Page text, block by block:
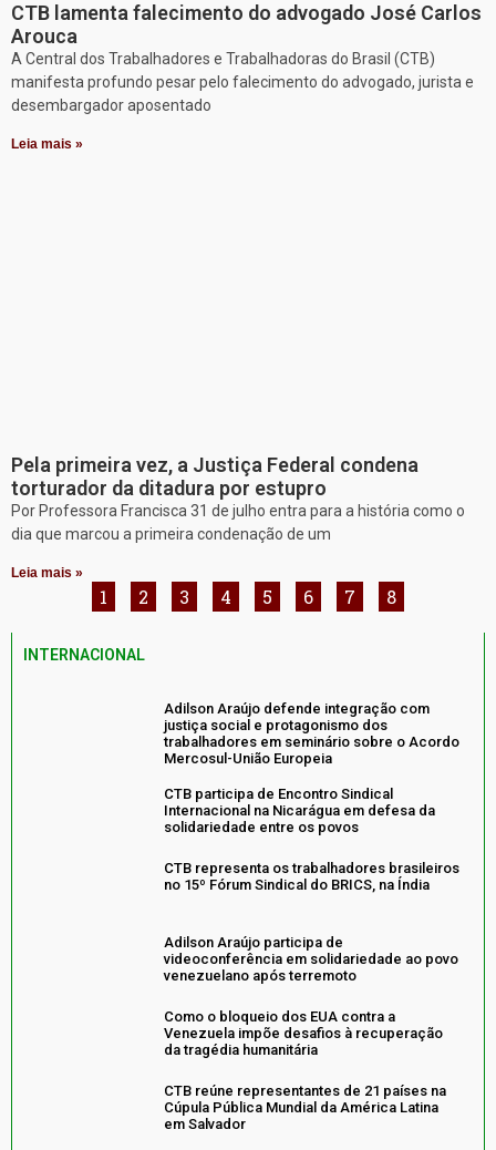
CTB lamenta falecimento do advogado José Carlos
Arouca
A Central dos Trabalhadores e Trabalhadoras do Brasil (CTB)
manifesta profundo pesar pelo falecimento do advogado, jurista e
desembargador aposentado
Leia mais »
Pela primeira vez, a Justiça Federal condena
torturador da ditadura por estupro
Por Professora Francisca 31 de julho entra para a história como o
dia que marcou a primeira condenação de um
Leia mais »
1 2 3 4 5 6 7 8
INTERNACIONAL
Adilson Araújo defende integração com
justiça social e protagonismo dos
trabalhadores em seminário sobre o Acordo
Mercosul-União Europeia
CTB participa de Encontro Sindical
Internacional na Nicarágua em defesa da
solidariedade entre os povos
CTB representa os trabalhadores brasileiros
no 15º Fórum Sindical do BRICS, na Índia
Adilson Araújo participa de
videoconferência em solidariedade ao povo
venezuelano após terremoto
Como o bloqueio dos EUA contra a
Venezuela impõe desafios à recuperação
da tragédia humanitária
CTB reúne representantes de 21 países na
Cúpula Pública Mundial da América Latina
em Salvador